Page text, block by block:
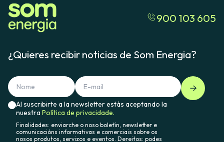
900 103 605
¿Quieres recibir noticias de Som Energia?
Al suscribirte a la newsletter estás aceptando la
nuestraPolítica de privacidade.
Finalidades: enviarche o noso boletín, newsletter e
comunicacións informativas e comerciais sobre os
nosos produtos, servizos e eventos. Dereitos: podes